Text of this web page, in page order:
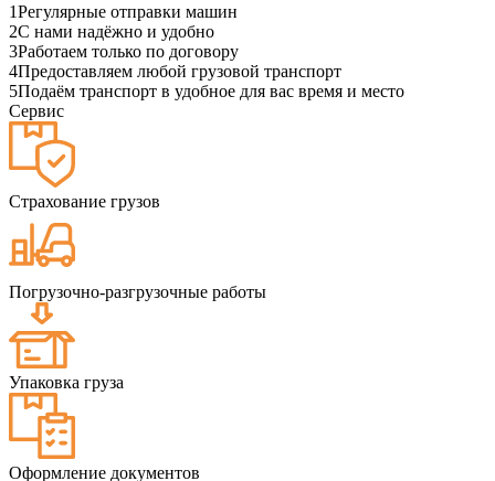
1Регулярные отправки машин
2С нами надёжно и удобно
3Работаем только по договору
4Предоставляем любой грузовой транспорт
5Подаём транспорт в удобное для вас время и место
Сервис
Страхование грузов
Погрузочно-разгрузочные работы
Упаковка груза
Оформление документов